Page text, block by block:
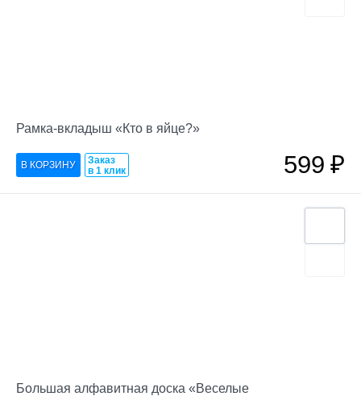
Рамка-вкладыш «Кто в яйце?»
Заказ
в 1 клик
599₽
Большая алфавитная доска «Веселые